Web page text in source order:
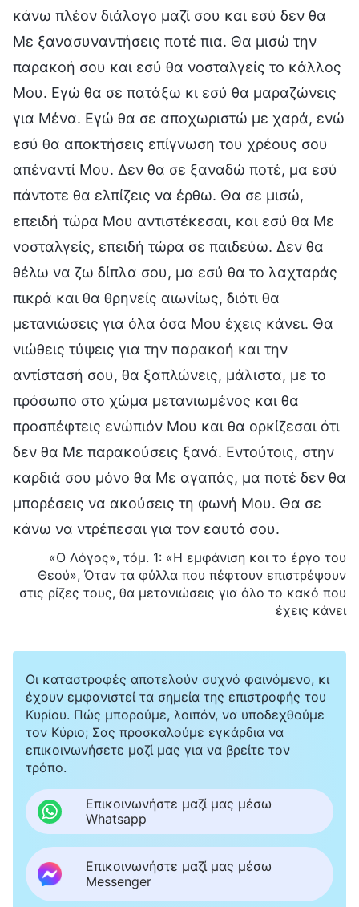
κάνω πλέον διάλογο μαζί σου και εσύ δεν θα
Με ξανασυναντήσεις ποτέ πια. Θα μισώ την
παρακοή σου και εσύ θα νοσταλγείς το κάλλος
Μου. Εγώ θα σε πατάξω κι εσύ θα μαραζώνεις
για Μένα. Εγώ θα σε αποχωριστώ με χαρά, ενώ
εσύ θα αποκτήσεις επίγνωση του χρέους σου
απέναντί Μου. Δεν θα σε ξαναδώ ποτέ, μα εσύ
πάντοτε θα ελπίζεις να έρθω. Θα σε μισώ,
επειδή τώρα Μου αντιστέκεσαι, και εσύ θα Με
νοσταλγείς, επειδή τώρα σε παιδεύω. Δεν θα
θέλω να ζω δίπλα σου, μα εσύ θα το λαχταράς
πικρά και θα θρηνείς αιωνίως, διότι θα
μετανιώσεις για όλα όσα Μου έχεις κάνει. Θα
νιώθεις τύψεις για την παρακοή και την
αντίστασή σου, θα ξαπλώνεις, μάλιστα, με το
πρόσωπο στο χώμα μετανιωμένος και θα
προσπέφτεις ενώπιόν Μου και θα ορκίζεσαι ότι
δεν θα Με παρακούσεις ξανά. Εντούτοις, στην
καρδιά σου μόνο θα Με αγαπάς, μα ποτέ δεν θα
μπορέσεις να ακούσεις τη φωνή Μου. Θα σε
κάνω να ντρέπεσαι για τον εαυτό σου.
«Ο Λόγος», τόμ. 1: «Η εμφάνιση και το έργο του
Θεού», Όταν τα φύλλα που πέφτουν επιστρέψουν
στις ρίζες τους, θα μετανιώσεις για όλο το κακό που
έχεις κάνει
Οι καταστροφές αποτελούν συχνό φαινόμενο, κι
έχουν εμφανιστεί τα σημεία της επιστροφής του
Κυρίου. Πώς μπορούμε, λοιπόν, να υποδεχθούμε
τον Κύριο; Σας προσκαλούμε εγκάρδια να
επικοινωνήσετε μαζί μας για να βρείτε τον
τρόπο.
Επικοινωνήστε μαζί μας μέσω
Whatsapp
Επικοινωνήστε μαζί μας μέσω
Messenger